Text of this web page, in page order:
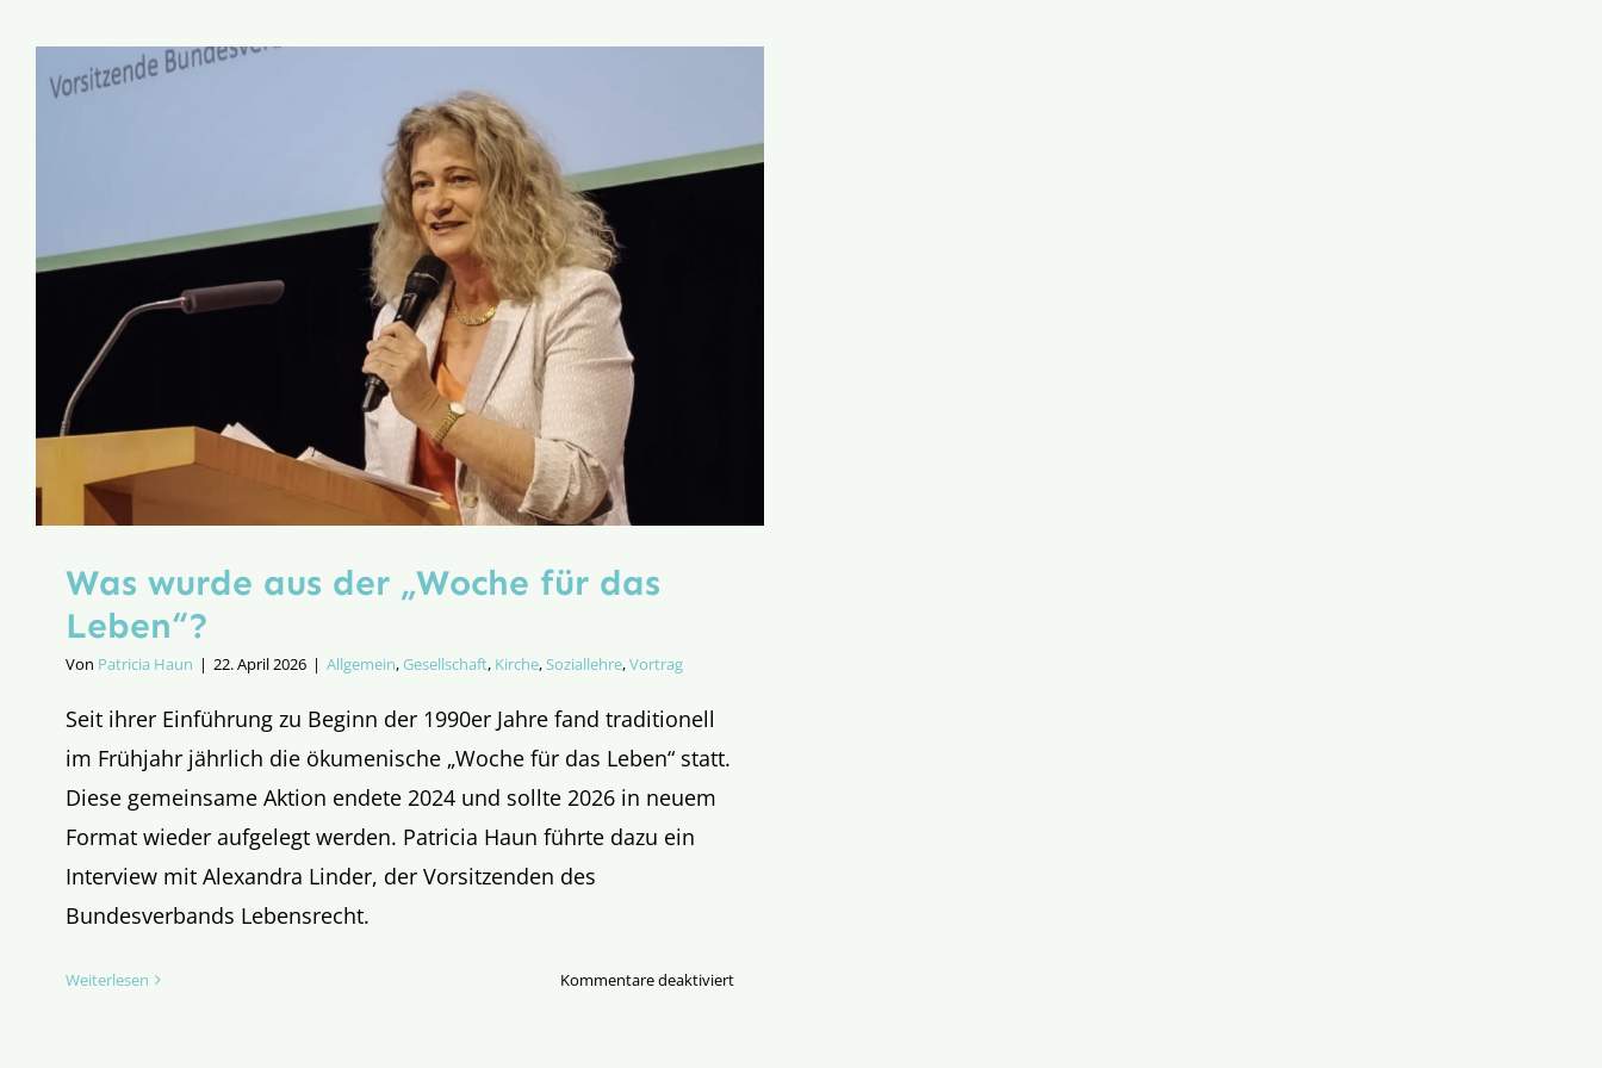
Was wurde aus der „Woche für das
Leben“?
Von Patricia Haun | 22. April 2026 | Allgemein,Gesellschaft, Kirche,Soziallehre,Vortrag
Seit ihrer Einführung zu Beginn der 1990er Jahre fand traditionell
im Frühjahr jährlich die ökumenische „Woche für das Leben“ statt.
Diese gemeinsame Aktion endete 2024 und sollte 2026 in neuem
Format wieder aufgelegt werden. Patricia Haun führte dazu ein
Interview mit Alexandra Linder, der Vorsitzenden des
Bundesverbands Lebensrecht.
Weiterlesen Kommentare deaktiviertfür